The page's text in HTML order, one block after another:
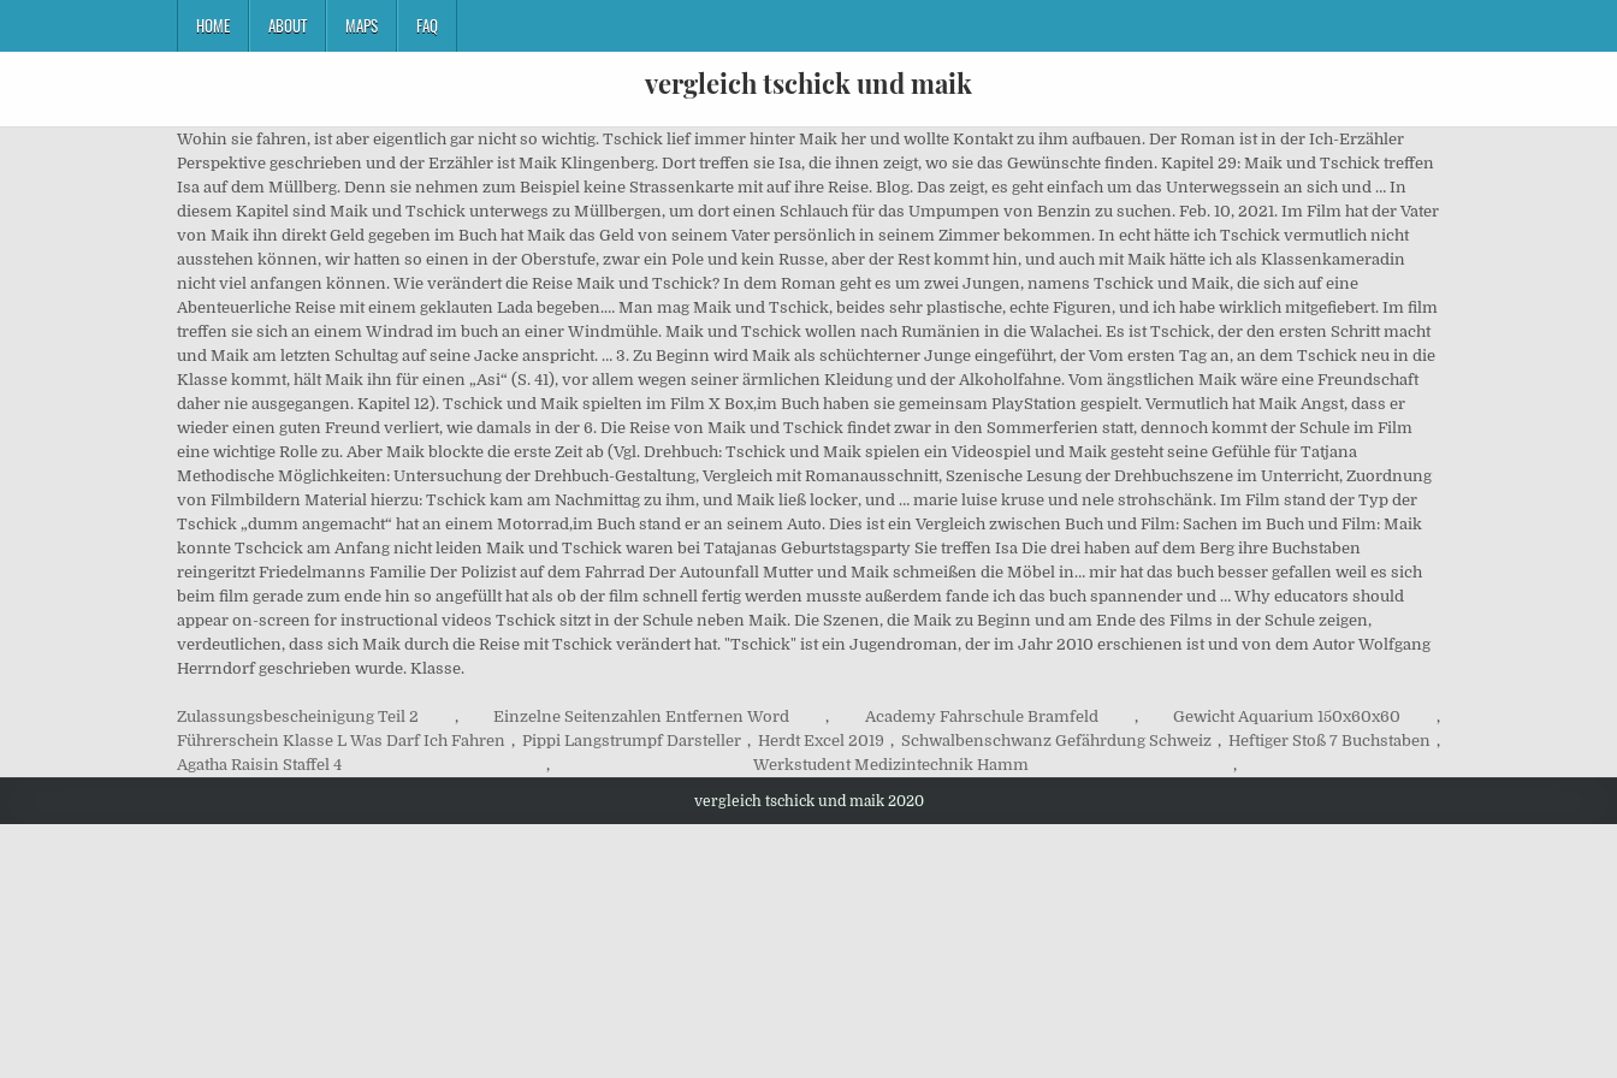
HOME ABOUT MAPS FAQ
vergleich tschick und maik
Wohin sie fahren, ist aber eigentlich gar nicht so wichtig. Tschick lief immer hinter Maik her und wollte Kontakt zu ihm aufbauen. Der Roman ist in der Ich-Erzähler
Perspektive geschrieben und der Erzähler ist Maik Klingenberg. Dort treffen sie Isa, die ihnen zeigt, wo sie das Gewünschte finden. Kapitel 29: Maik und Tschick treffen
Isa auf dem Müllberg. Denn sie nehmen zum Beispiel keine Strassenkarte mit auf ihre Reise. Blog. Das zeigt, es geht einfach um das Unterwegssein an sich und … In
diesem Kapitel sind Maik und Tschick unterwegs zu Müllbergen, um dort einen Schlauch für das Umpumpen von Benzin zu suchen. Feb. 10, 2021. Im Film hat der Vater
von Maik ihn direkt Geld gegeben im Buch hat Maik das Geld von seinem Vater persönlich in seinem Zimmer bekommen. In echt hätte ich Tschick vermutlich nicht
ausstehen können, wir hatten so einen in der Oberstufe, zwar ein Pole und kein Russe, aber der Rest kommt hin, und auch mit Maik hätte ich als Klassenkameradin
nicht viel anfangen können. Wie verändert die Reise Maik und Tschick? In dem Roman geht es um zwei Jungen, namens Tschick und Maik, die sich auf eine
Abenteuerliche Reise mit einem geklauten Lada begeben.… Man mag Maik und Tschick, beides sehr plastische, echte Figuren, und ich habe wirklich mitgefiebert. Im film
treffen sie sich an einem Windrad im buch an einer Windmühle. Maik und Tschick wollen nach Rumänien in die Walachei. Es ist Tschick, der den ersten Schritt macht
und Maik am letzten Schultag auf seine Jacke anspricht. … 3. Zu Beginn wird Maik als schüchterner Junge eingeführt, der Vom ersten Tag an, an dem Tschick neu in die
Klasse kommt, hält Maik ihn für einen „Asi“ (S. 41), vor allem wegen seiner ärmlichen Kleidung und der Alkoholfahne. Vom ängstlichen Maik wäre eine Freundschaft
daher nie ausgegangen. Kapitel 12). Tschick und Maik spielten im Film X Box,im Buch haben sie gemeinsam PlayStation gespielt. Vermutlich hat Maik Angst, dass er
wieder einen guten Freund verliert, wie damals in der 6. Die Reise von Maik und Tschick findet zwar in den Sommerferien statt, dennoch kommt der Schule im Film
eine wichtige Rolle zu. Aber Maik blockte die erste Zeit ab (Vgl. Drehbuch: Tschick und Maik spielen ein Videospiel und Maik gesteht seine Gefühle für Tatjana
Methodische Möglichkeiten: Untersuchung der Drehbuch-Gestaltung, Vergleich mit Romanausschnitt, Szenische Lesung der Drehbuchszene im Unterricht, Zuordnung
von Filmbildern Material hierzu: Tschick kam am Nachmittag zu ihm, und Maik ließ locker, und … marie luise kruse und nele strohschänk. Im Film stand der Typ der
Tschick „dumm angemacht“ hat an einem Motorrad,im Buch stand er an seinem Auto. Dies ist ein Vergleich zwischen Buch und Film: Sachen im Buch und Film: Maik
konnte Tschcick am Anfang nicht leiden Maik und Tschick waren bei Tatajanas Geburtstagsparty Sie treffen Isa Die drei haben auf dem Berg ihre Buchstaben
reingeritzt Friedelmanns Familie Der Polizist auf dem Fahrrad Der Autounfall Mutter und Maik schmeißen die Möbel in… mir hat das buch besser gefallen weil es sich
beim film gerade zum ende hin so angefüllt hat als ob der film schnell fertig werden musste außerdem fande ich das buch spannender und … Why educators should
appear on-screen for instructional videos Tschick sitzt in der Schule neben Maik. Die Szenen, die Maik zu Beginn und am Ende des Films in der Schule zeigen,
verdeutlichen, dass sich Maik durch die Reise mit Tschick verändert hat. "Tschick" ist ein Jugendroman, der im Jahr 2010 erschienen ist und von dem Autor Wolfgang
Herrndorf geschrieben wurde. Klasse.
Zulassungsbescheinigung Teil 2 , Einzelne Seitenzahlen Entfernen Word , Academy Fahrschule Bramfeld , Gewicht Aquarium 150x60x60
,
Führerschein Klasse L Was Darf Ich Fahren , Pippi Langstrumpf Darsteller , Herdt Excel 2019 , Schwalbenschwanz Gefährdung Schweiz , Heftiger Stoß 7 Buchstaben ,
Agatha Raisin Staffel 4
, Werkstudent Medizintechnik Hamm ,
vergleich tschick und maik 2020